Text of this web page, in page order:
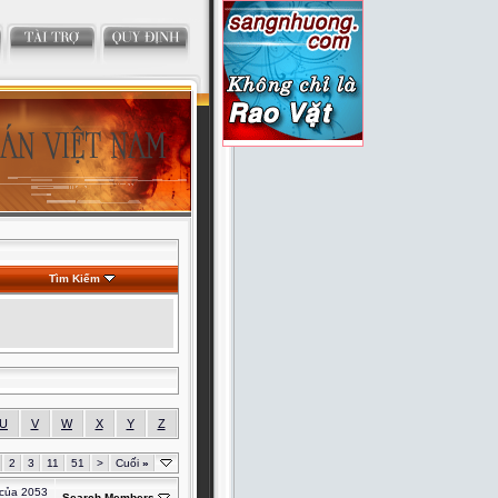
Tìm Kiếm
U V W X Y Z
2 3 11 51 > Cuối »
2053